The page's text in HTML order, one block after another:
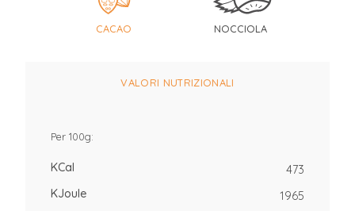
CACAO NOCCIOLA
VALORI NUTRIZIONALI
Per 100g:
KCal
473
KJoule
1965